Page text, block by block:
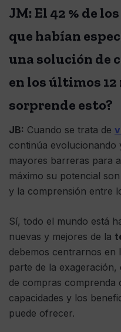
JM: El 42 % de
que habían
una solución de
en los últimos 12
sorprende esto?
JB: Cuando se trata de
continúa evolucionando
mayores barreras para
máximo su potencial
y la comprensión entre
Sí, todo el mundo está
nuevas y mejores de la
debemos centrarnos en
parte de la
de compras comprenda
capacidades y los
puede ofrecer.